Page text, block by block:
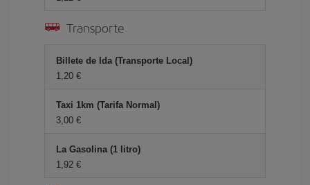
Transporte
Billete de Ida (Transporte Local)
1,20 €
Taxi 1km (Tarifa Normal)
3,00 €
La Gasolina (1 litro)
1,92 €